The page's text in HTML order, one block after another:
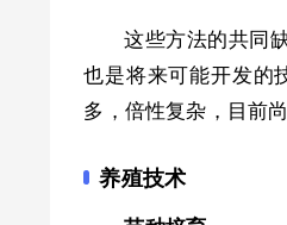
这些方法的共同
也是将来可能开发的
多，倍性复杂，目前
养殖技术